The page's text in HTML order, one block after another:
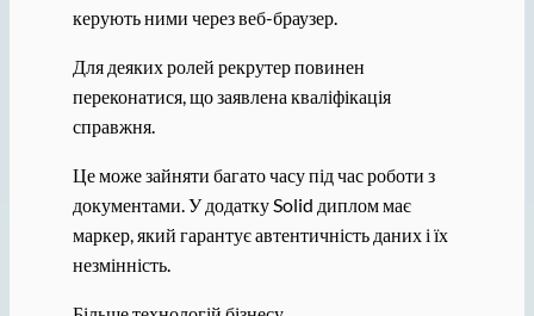
керують ними через веб-браузер.
Для деяких ролей рекрутер повинен
переконатися, що заявлена ​​кваліфікація
справжня.
Це може зайняти багато часу під час роботи з
документами. У додатку Solid диплом має
маркер, який гарантує автентичність даних і їх
незмінність.